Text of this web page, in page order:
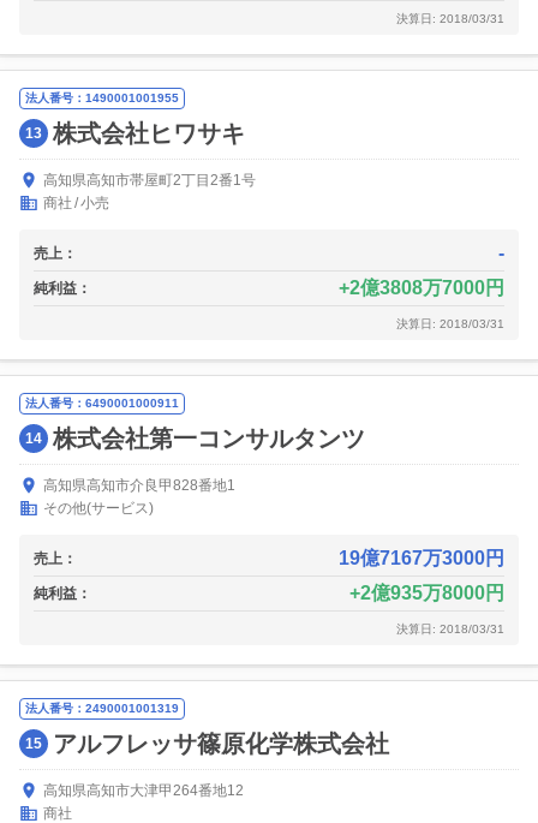
決算日: 2018/03/31
法人番号：1490001001955
13 株式会社ヒワサキ
高知県高知市帯屋町2丁目2番1号
商社 小売
売上： -
純利益： 2億3808万7000円
決算日: 2018/03/31
法人番号：6490001000911
14 株式会社第一コンサルタンツ
高知県高知市介良甲828番地1
その他(サービス)
売上： 19億7167万3000円
純利益： 2億935万8000円
決算日: 2018/03/31
法人番号：2490001001319
15 アルフレッサ篠原化学株式会社
高知県高知市大津甲264番地12
商社